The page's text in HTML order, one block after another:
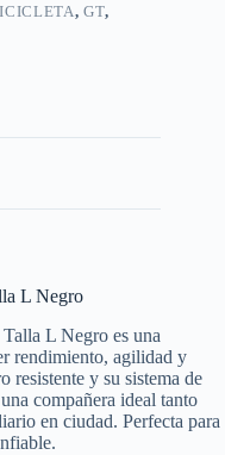
, GT,
L Negro
L Negro es una
rendimiento, agilidad y
resistente y su sistema de
compañera ideal tanto
en ciudad. Perfecta para